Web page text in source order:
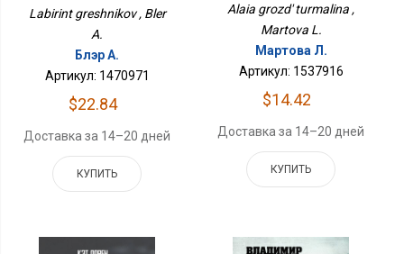
Labirint greshnikov , Bler
A.
Блэр А.
Артикул: 1470971
$22.84
Доставка за 14–20 дней
КУПИТЬ
Alaia grozd' turmalina ,
Martova L.
Мартова Л.
Артикул: 1537916
$14.42
Доставка за 14–20 дней
КУПИТЬ